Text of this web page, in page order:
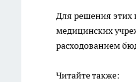
Для решения этих
медицинских
расходованием
Читайте также: